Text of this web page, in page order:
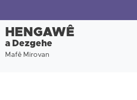
HENGAWÊ
a Dezgehe
Mafê Mirovan